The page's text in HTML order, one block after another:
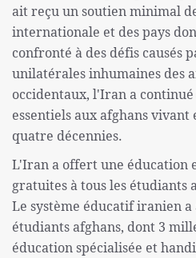
ait reçu un soutien minimal
internationale et des pays
confronté à des défis causés
unilatérales inhumaines des
occidentaux, l'Iran a
essentiels aux afghans
quatre décennies.
L'Iran a offert une éducation
gratuites à tous les étudiants
Le système éducatif iranien
étudiants afghans, dont 3
éducation spécialisée et